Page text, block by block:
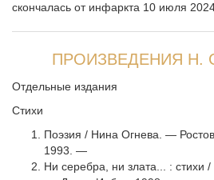
скончалась от инфаркта 10 июля 2024
ПРОИЗВЕДЕНИЯ Н.
Отдельные издания
Стихи
Поэзия / Нина Огнева. —
1993. —
Ни серебра, ни злата... : стихи